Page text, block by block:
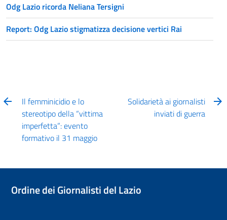
Odg Lazio ricorda Neliana Tersigni
Report: Odg Lazio stigmatizza decisione vertici Rai
Il femminicidio e lo
stereotipo della “vittima
imperfetta”: evento
formativo il 31 maggio
Solidarietà ai giornalisti
inviati di guerra
Ordine dei Giornalisti del Lazio